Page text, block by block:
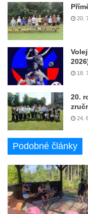
20.
18.
20.
24.
Podobné články